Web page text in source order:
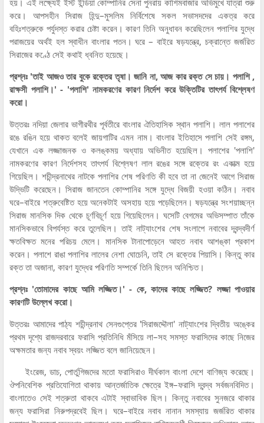
করে। আপসহীন সিরাজ হিন্দু–মুসলিম নির্বিশেষে সকল সভাসদদের একত্র করে
বহিঃশত্রুকে পর্যুদস্ত করার চেষ্টা করেন। কারণ তিনি অনুধাবন করেছিলেন পলাশির যুদ্ধে
পরাজয়ের অর্থই হল স্বাধীন বাংলার পতন। ঘরে – বাইরে ষড়যন্ত্রে, চক্রান্তে জর্জরিত
সিরাজের কণ্ঠে সেই কথাই ধ্বনিত হয়েছে।
প্রশ্নঃ 'তাই আজও তার বুকে রক্তের তৃষা। জানি না, আজ কার রক্ত সে চায়। পলাশি ,
রাক্ষসী পলাশি।' - 'পলাশি' নামকরণের কারণ নির্দেশ করে উক্তিটির তাৎপর্য বিশ্লেষণ
করো।
উত্তরঃ নদিয়া জেলার ভাগীরথীর পূর্বতীরে বাংলার ঐতিহাসিক স্থান পলাশি। লাল পলাশের
রঙে রঙিন হয়ে থাকত বলেই জায়গাটির এমন নাম। বাংলার ইতিহাসে পলাশি সেই রঙ্গম,
যেখানে এক লজ্জাজনক ও কলঙ্কময় অধ্যায় অভিনীত হয়েছিল। পলাশের 'পলাশি'
নামকরণের কারণ নির্দেশসহ তাৎপর্য বিশ্লেষণ লাল রঙের সঙ্গে রক্তের রং একাত্ম হয়ে
গিয়েছিল। শচীন্দ্রনাথের নাটকে পলাশির শেষ পরিণতি কী হবে তা না জেনেই আগে সিরাজ
উদ্ভিটি করেছেন। সিরাজ জানতেন কোম্পানির সঙ্গে যুদ্ধে বিজয়ী হওয়া কঠিন। নবাব
ঘরে–বাইরে শত্রুবেষ্টিত হয়ে অনেকটাই অসহায় হয়ে পড়েছিলেন। ষড়যন্ত্রে সংশয়াচ্ছন্ন
সিরাজ মানসিক দিক থেকে চূর্ণবিচূর্ণ হয়ে গিয়েছিলেন। ঘসেটি বেগমের অভিসম্পাত তাঁকে
মানসিকভাবে বিপর্যস্ত করে তুলেছিল। তাই নাট্যাংশের শেষ সংলাপে নবাবের দ্বন্দ্বদীর্ণ
ক্ষতবিক্ষত মনের পরিচয় মেলে। মানসিক টানাপোড়েনে আহত নবাব আশঙ্কা প্রকাশ
করেন। পলাশে রাঙা পলাশির লালের নেশা ঘোচেনি, তাই সে রক্তের পিয়াসি। কিন্তু কার
রক্ত তা অজানা, কারণ যুদ্ধের পরিণতি সম্পর্কে তিনি ছিলেন অনিশ্চিত।
প্রশ্নঃ 'তোমাদের কাছে আমি লজ্জিত।' - কে, কাদের কাছে লজ্জিত? লজ্জা পাওয়ার
কারণটি উল্লেখ করো।
উত্তরঃ আমাদের পাঠ্য শচীন্দ্রনাথ সেনগুপ্তের 'সিরাজদ্দৌলা' নাট্যাংশের দ্বিতীয় অঙ্কের
প্রথম দৃশ্যে রাজদরবারে ফরাসি প্রতিনিধি মঁসিয়ে লা–সহ সমস্ত ফরাসিদের কাছে নিজের
অক্ষমতার জন্য নবাব স্বয়ং লজ্জিত বলে জানিয়েছেন।
ইংরেজ, ডাচ, পোর্তুগিজদের মতো ফরাসিরাও দীর্ঘকাল বাংলা দেশে বাণিজ্য করেছে।
ঔপনিবেশিক প্রতিযোগিতা থাকায় আন্তর্জাতিক ক্ষেত্রে ইঙ্গ–ফরাসি দ্বন্দ্ব সর্বজনবিদিত।
বাংলাতেও সেই শত্রুতা থাকবে এটাই স্বাভাবিক ছিল। কিন্তু নবাবের সুনজরে থাকার
জন্য ফরাসিরা নিরুপদ্রবেই ছিল। ঘরে–বাইরে নবাব নানান সমস্যায় জর্জরিত থাকার